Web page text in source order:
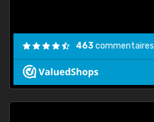
463commentaires